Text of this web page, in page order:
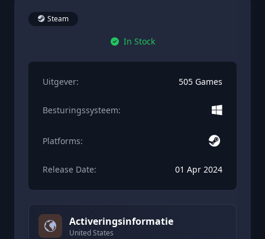
Steam
In Stock
Uitgever: 505 Games
Besturingssysteem:
Platforms:
Release Date: 01 Apr 2024
Activeringsinformatie
United States